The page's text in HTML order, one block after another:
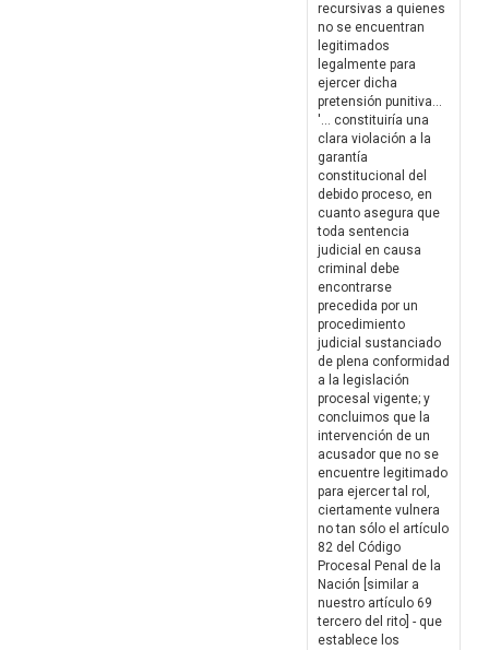
recursivas a quienes
no se encuentran
legitimados
legalmente para
ejercer dicha
pretensión punitiva...
'... constituiría una
clara violación a la
garantía
constitucional del
debido proceso, en
cuanto asegura que
toda sentencia
judicial en causa
criminal debe
encontrarse
precedida por un
procedimiento
judicial sustanciado
de plena conformidad
a la legislación
procesal vigente; y
concluimos que la
intervención de un
acusador que no se
encuentre legitimado
para ejercer tal rol,
ciertamente vulnera
no tan sólo el artículo
82 del Código
Procesal Penal de la
Nación [similar a
nuestro artículo 69
tercero del rito] - que
establece los